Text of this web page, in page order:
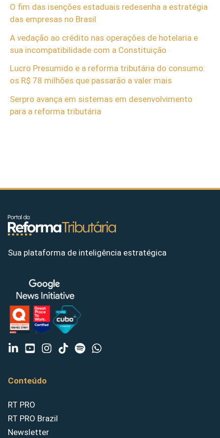
O fim das isenções estaduais redesenha a estratégia
das empresas no Brasil
A vedação ao crédito nas operações de hotelaria e
sua incompatibilidade com a Constituição
Lucro Presumido e a reforma tributária do consumo:
os R$ 78 milhões que passarão a valer mais
Serpro avança em sistemas em desenvolvimento
para a reforma tributária
Sua plataforma de inteligência estratégica
Conteúdo
RT PRO
RT PRO Brazil
Newsletter